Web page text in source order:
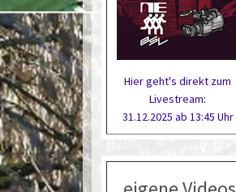
Hier geht's direkt zum
Livestream:
31.12.2025 ab 13:45 Uhr